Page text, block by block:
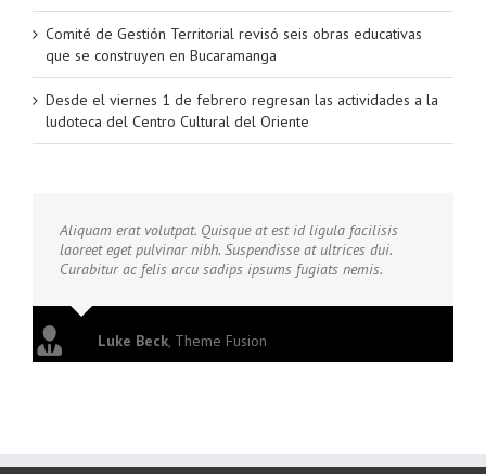
Comité de Gestión Territorial revisó seis obras educativas
que se construyen en Bucaramanga
Desde el viernes 1 de febrero regresan las actividades a la
ludoteca del Centro Cultural del Oriente
Aliquam erat volutpat. Quisque at est id ligula facilisis
laoreet eget pulvinar nibh. Suspendisse at ultrices dui.
Curabitur ac felis arcu sadips ipsums fugiats nemis.
Luke Beck, Theme Fusion